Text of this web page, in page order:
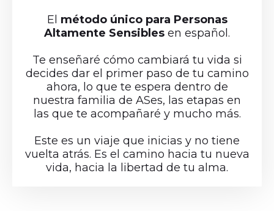
El método único para Personas
Altamente Sensibles en español.
Te enseñaré cómo cambiará tu vida si
decides dar el primer paso de tu camino
ahora, lo que te espera dentro de
nuestra familia de ASes, las etapas en
las que te acompañaré y mucho más.
Este es un viaje que inicias y no tiene
vuelta atrás. Es el camino hacia tu nueva
vida, hacia la libertad de tu alma.